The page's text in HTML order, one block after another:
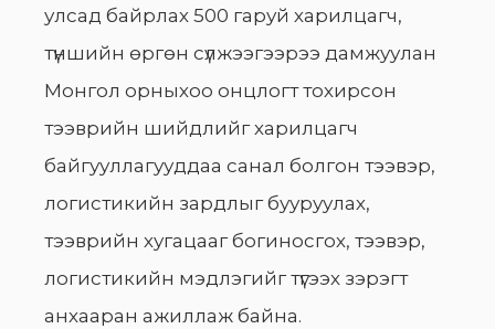
улсад байрлах 500 гаруй харилцагч,
түншийн өргөн сүлжээгээрээ дамжуулан
Монгол орныхоо онцлогт тохирсон
тээврийн шийдлийг харилцагч
байгууллагууддаа санал болгон тээвэр,
логистикийн зардлыг бууруулах,
тээврийн хугацааг богиносгох, тээвэр,
логистикийн мэдлэгийг түгээх зэрэгт
анхааран ажиллаж байна.